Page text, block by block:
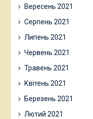
Вересень 2021
Серпень 2021
Липень 2021
Червень 2021
Травень 2021
Квітень 2021
Березень 2021
Лютий 2021